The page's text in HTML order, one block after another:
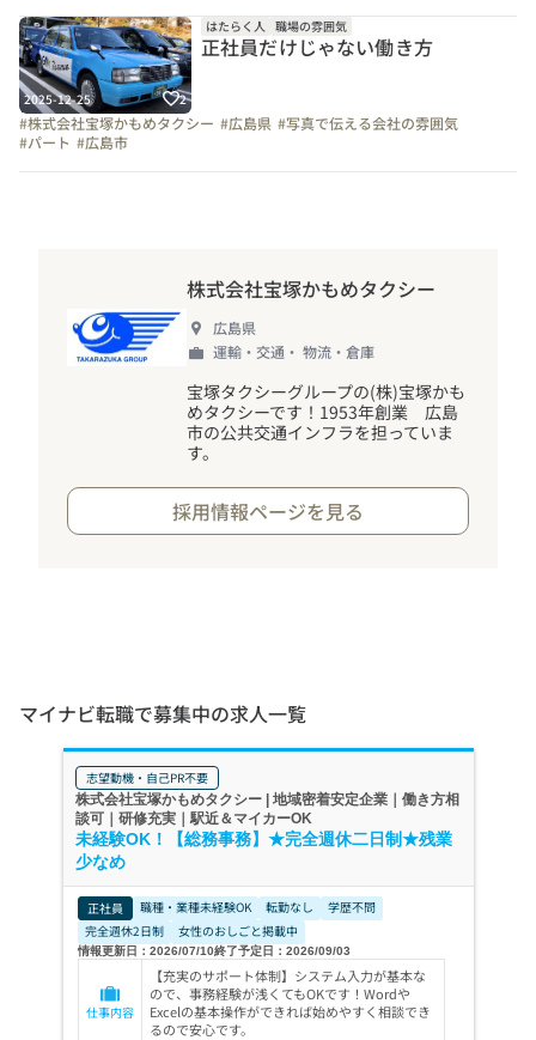
2025-12-25 2
はたらく人 職場の雰囲気
正社員だけじゃない働き方
#株式会社宝塚かもめタクシー #広島県 #写真で伝える会社の雰囲気
#パート #広島市
株式会社宝塚かもめタクシー
広島県
運輸・交通・ 物流・倉庫
宝塚タクシーグループの(株)宝塚かも
めタクシーです ！ 1953年創業 広島
市の公共交通インフラを担っていま
す。
採用情報ページを見る
マイナビ転職で募集中の求人一覧
志望動機・自己PR不要
株式会社宝塚かもめタクシー | 地域密着安定企業｜働き方相
談可｜研修充実｜駅近＆マイカーOK
未経験OK！【総務事務】★完全週休二日制★残業
少なめ
正社員 職種・業種未経験OK 転勤なし
学歴不問
完全週休2日制
女性のおしごと掲載中
情報更新日：2026/07/10終了予定日：2026/09/03
仕事内容
【充実のサポート体制】システム入力が基本な
ので、事務経験が浅くてもOKです！Wordや
Excelの基本操作ができれば始めやすく相談でき
るので安心です。